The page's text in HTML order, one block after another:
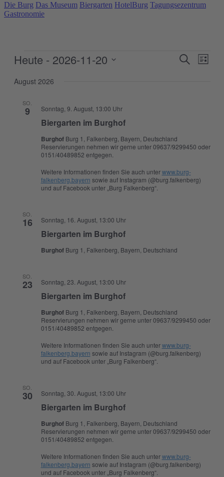
Die Burg Das Museum Biergarten HotelBurg Tagungsezentrum
Gastronomie
Veranstaltungen Suche
Liste
Heute - 2026-11-20
wählen.
August 2026
SO.
9
Biergarten im Burghof
Sonntag, 9. August, 13:00 Uhr
Burghof Burg 1, Falkenberg, Bayern, Deutschland
Reservierungen nehmen wir gerne unter 09637/9299450 oder
0151/40489852 entgegen.
Weitere Informationen finden Sie auch unterwww.burg-
falkenberg.bayern sowie auf Instagram (@burg.falkenberg)
und auf Facebook unter „Burg Falkenberg“.
SO.
16
Biergarten im Burghof
Sonntag, 16. August, 13:00 Uhr
Burghof Burg 1, Falkenberg, Bayern, Deutschland
SO.
23
Biergarten im Burghof
Sonntag, 23. August, 13:00 Uhr
Burghof Burg 1, Falkenberg, Bayern, Deutschland
Reservierungen nehmen wir gerne unter 09637/9299450 oder
0151/40489852 entgegen.
Weitere Informationen finden Sie auch unterwww.burg-
falkenberg.bayern sowie auf Instagram (@burg.falkenberg)
und auf Facebook unter „Burg Falkenberg“.
SO.
30
Biergarten im Burghof
Sonntag, 30. August, 13:00 Uhr
Burghof Burg 1, Falkenberg, Bayern, Deutschland
Reservierungen nehmen wir gerne unter 09637/9299450 oder
0151/40489852 entgegen.
Weitere Informationen finden Sie auch unterwww.burg-
falkenberg.bayern sowie auf Instagram (@burg.falkenberg)
und auf Facebook unter „Burg Falkenberg“.